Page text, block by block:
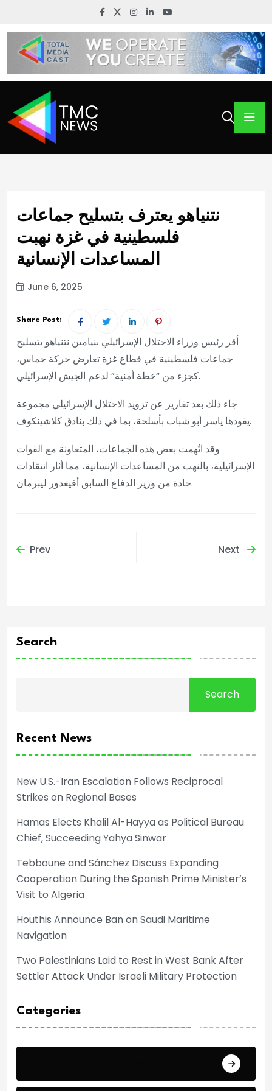
نتنياهو يعترف بتسليح جماعات
فلسطينية في غزة نهبت
المساعدات الإنسانية
June 6, 2025
Share Post:
أقر رئيس وزراء الاحتلال الإسرائيلي بنيامين نتنياهو بتسليح
جماعات فلسطينية في قطاع غزة تعارض حركة حماس،
كجزء من “خطة أمنية” لدعم الجيش الإسرائيلي.
جاء ذلك بعد تقارير عن تزويد الاحتلال الإسرائيلي مجموعة
يقودها ياسر أبو شباب بأسلحة، بما في ذلك بنادق كلاشينكوف.
وقد اتُهمت بعض هذه الجماعات، المتعاونة مع القوات
الإسرائيلية، بالنهب من المساعدات الإنسانية، مما أثار انتقادات
حادة من وزير الدفاع السابق أفيغدور ليبرمان.
Prev Next
Search
Search
Recent News
New U.S.-Iran Escalation Follows Reciprocal
Strikes on Regional Bases
Hamas Elects Khalil Al-Hayya as Political Bureau
Chief, Succeeding Yahya Sinwar
Tebboune and Sánchez Discuss Expanding
Cooperation During the Spanish Prime Minister’s
Visit to Algeria
Houthis Announce Ban on Saudi Maritime
Navigation
Two Palestinians Laid to Rest in West Bank After
Settler Attack Under Israeli Military Protection
Categories